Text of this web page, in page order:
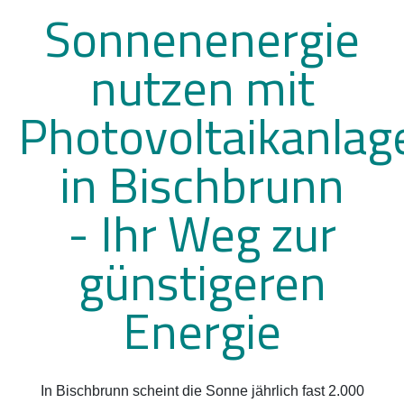
Sonnenenergie
nutzen mit
in Bischbrunn
- Ihr Weg zur
günstigeren
Energie
In Bischbrunn scheint die Sonne jährlich fast 2.000